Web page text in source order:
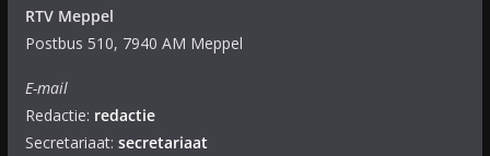
RTV Meppel
Postbus 510, 7940 AM Meppel
E-mail
Redactie: redactie
Secretariaat: secretariaat